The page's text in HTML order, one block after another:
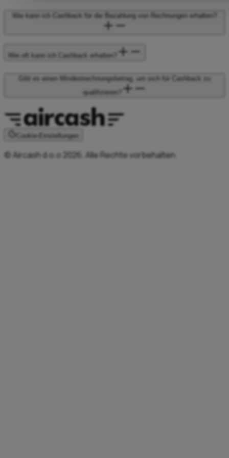
Wie kann ich Cashback für die Bezahlung von Rechnungen erhalten?
Wie oft kann ich Cashback erhalten?
Gibt es einen Mindestrechnungsbetrag, um sich für Cashback zu
qualifizieren?
Cookie-Einstellungen
© Aircash d.o.o 2026. Alle Rechte vorbehalten.